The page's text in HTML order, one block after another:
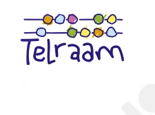
inhoud